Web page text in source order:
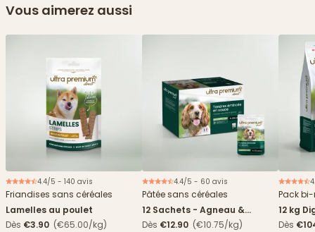
Vous aimerez aussi
4.4/5 - 140 avis
Friandises sans céréales
Lamelles au poulet
Dès €3.90 (€65.00/kg)
4.4/5 - 60 avis
Pâtée sans céréales
12 Sachets - Agneau &
haricots verts
Dès €12.90 (€10.75/kg)
Pack
12 kg
boîtes
Dès